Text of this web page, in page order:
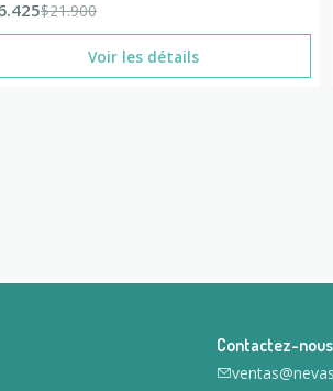
$21.900
Voir les détails
Contactez-nous